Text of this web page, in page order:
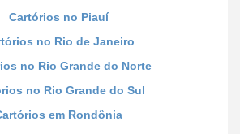
Cartórios no Piauí
no Rio de Janeiro
no Rio Grande do Norte
no Rio Grande do Sul
em Rondônia